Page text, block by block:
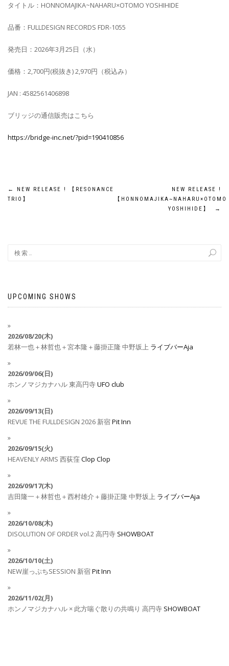
タイトル：HONNOMAJIKA~NAHARU×OTOMO YOSHIHIDE
品番：FULLDESIGN RECORDS FDR-1055
発売日：2026年3月25日（水）
価格：2,700円(税抜き) 2,970円（税込み）
JAN : 4582561406898
ブリッジの通信販売はこちら
https://bridge-inc.net/?pid=190410856
←
NEW RELEASE ! 【RESONANCE
TRIO】
NEW RELEASE !
【HONNOMAJIKA~NAHARU×OTOMO
YOSHIHIDE】
→
UPCOMING SHOWS
2026/08/20(木)
若林一也＋林哲也＋宮本隆＋藤掛正隆 中野坂上 ライブバーAja
2026/09/06(日)
ホンノマジカナハル東高円寺UFO club
2026/09/13(日)
REVUE THE FULLDESIGN 2026 新宿Pit Inn
2026/09/15(火)
HEAVENLY ARMS 西荻窪Clop Clop
2026/09/17(木)
吉田隆一＋林哲也＋西村雄介＋藤掛正隆 中野坂上 ライブバーAja
2026/10/08(木)
DISOLUTION OF ORDER vol.2高円寺 SHOWBOAT
2026/10/10(土)
NEW崖っぷちSESSION 新宿Pit Inn
2026/11/02(月)
ホンノマジカナハル × 此方喘ぐ散りの共鳴り 高円寺 SHOWBOAT